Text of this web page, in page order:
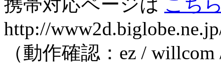
http://
（動作確認：ez /